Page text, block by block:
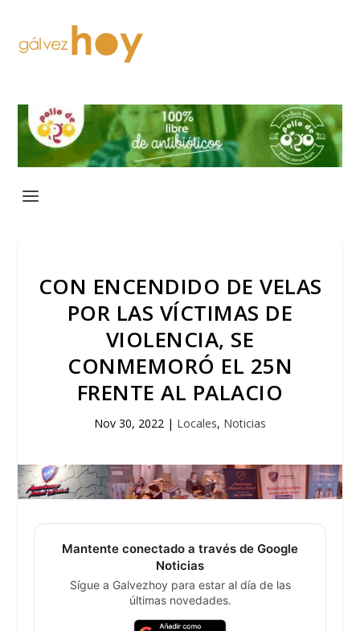
CON ENCENDIDO DE VELAS
POR LAS VÍCTIMAS DE
VIOLENCIA, SE
CONMEMORÓ EL 25N
FRENTE AL PALACIO
Nov 30, 2022 | Locales, Noticias
Mantente conectado a través de Google
Noticias
Sígue a Galvezhoy para estar al día de las
últimas novedades.